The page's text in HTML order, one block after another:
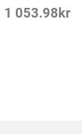
1 053.98 kr